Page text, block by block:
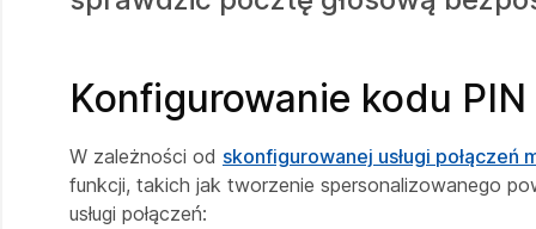
Konfigurowanie kodu PIN
W zależności od skonfigurowanej usługi połączeń
funkcji, takich jak tworzenie spersonalizowanego
usługi połączeń: